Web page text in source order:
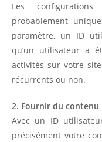
Les
probablement
paramètre, un ID
qu’un utilisateur a
activités sur votre site
récurrents ou non.
2. Fournir du contenu
Avec un ID
précisément votre